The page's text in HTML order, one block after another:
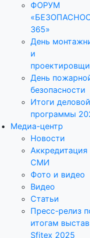
ФОРУМ
365»
День
и
День
безопасности
Итоги деловой
программы
Медиа-центр
Новости
Аккредитация
СМИ
Фото и видео
Видео
Статьи
Пресс-релиз
итогам
Sfitex 2025